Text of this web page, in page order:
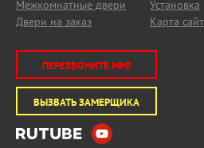
Межкомнатные двери
Двери на заказ
Установка
Карта
ПЕРЕЗВОНИТЕ МНЕ
ВЫЗВАТЬ ЗАМЕРЩИКА